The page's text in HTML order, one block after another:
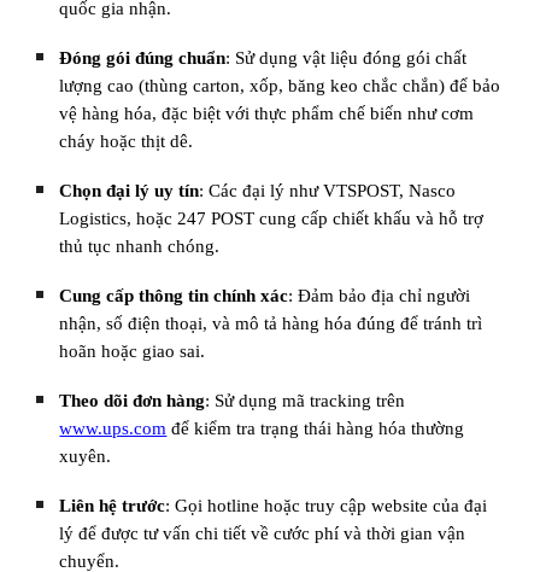
quốc gia nhận.
Đóng gói đúng chuẩn: Sử dụng vật liệu đóng gói chất
lượng cao (thùng carton, xốp, băng keo chắc chắn) để bảo
vệ hàng hóa, đặc biệt với thực phẩm chế biến như cơm
cháy hoặc thịt dê.
Chọn đại lý uy tín: Các đại lý như VTSPOST, Nasco
Logistics, hoặc 247 POST cung cấp chiết khấu và hỗ trợ
thủ tục nhanh chóng.
Cung cấp thông tin chính xác: Đảm bảo địa chỉ người
nhận, số điện thoại, và mô tả hàng hóa đúng để tránh trì
hoãn hoặc giao sai.
Theo dõi đơn hàng: Sử dụng mã tracking trên
www.ups.com để kiểm tra trạng thái hàng hóa thường
xuyên.
Liên hệ trước: Gọi hotline hoặc truy cập website của đại
lý để được tư vấn chi tiết về cước phí và thời gian vận
chuyển.